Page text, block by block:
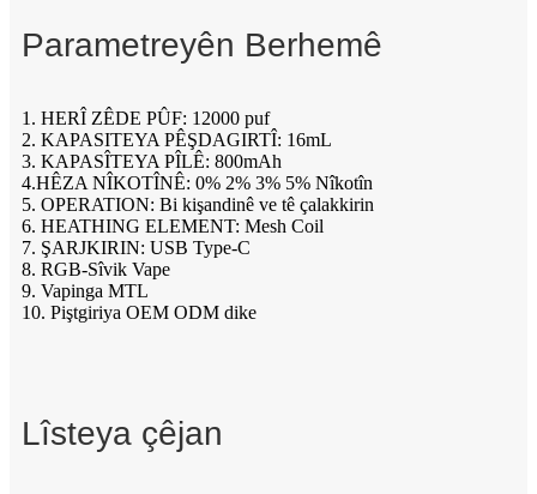
Parametreyên Berhemê
1. HERÎ ZÊDE PÛF: 12000 puf
2. KAPASITEYA PÊŞDAGIRTÎ: 16mL
3. KAPASÎTEYA PÎLÊ: 800mAh
4.HÊZA NÎKOTÎNÊ: 0% 2% 3% 5% Nîkotîn
5. OPERATION: Bi kişandinê ve tê çalakkirin
6. HEATHING ELEMENT: Mesh Coil
7. ŞARJKIRIN: USB Type-C
8. RGB-Sîvik Vape
9. Vapinga MTL
10. Piştgiriya OEM ODM dike
Lîsteya çêjan